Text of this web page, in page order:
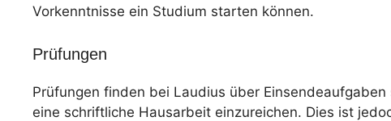
Vorkenntnisse ein Studium starten können.
Prüfungen
Prüfungen finden bei Laudius über
eine schriftliche Hausarbeit einzureichen. Dies ist